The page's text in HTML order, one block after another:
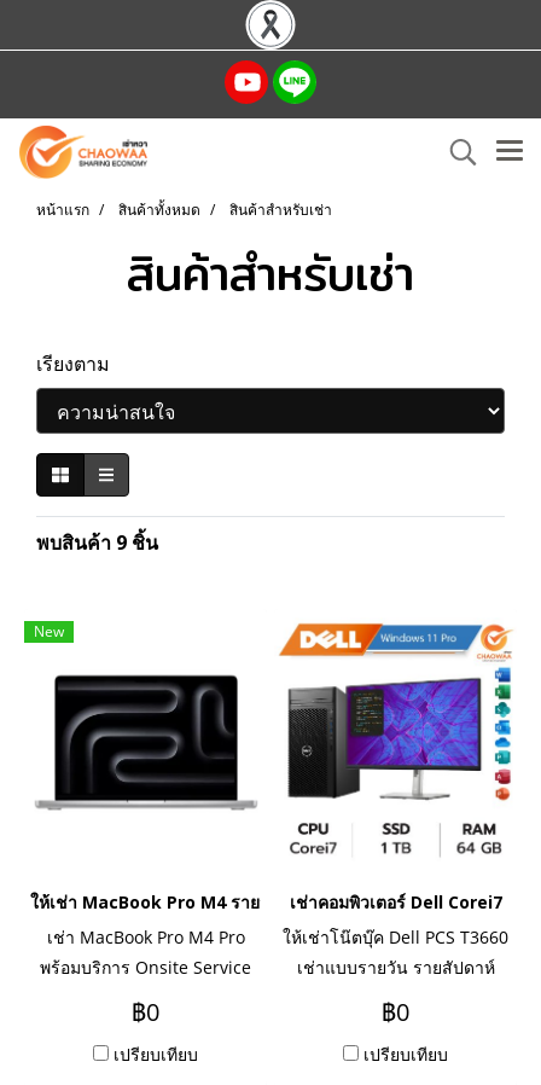
หน้าแรก สินค้าทั้งหมด สินค้าสำหรับเช่า
สินค้าสำหรับเช่า
เรียงตาม
พบสินค้า 9 ชิ้น
New
ให้เช่า MacBook Pro M4 รายวัน รายเดือน รายปี
เช่า MacBook Pro M4 Pro
พร้อมบริการ Onsite Service
ระยะเช่ารายเดือน รายปี อยาก
เช่า MacBook ทำงานด่วน
กรุงเทพ สนใจติดต่อเข้ามาสอบ
฿0
เปรียบเทียบ
เช่าคอมพิวเตอร์ Dell Corei7
ให้เช่าโน๊ตบุ๊ค Dell PCS T3660
เช่าแบบรายวัน รายสัปดาห์
รายเดือน เช่า 3 เดือนขึ้นไปมี
ราคาพิเศษ ทักไลน์สอบถามได้
เลยค่ะ
฿0
เปรียบเทียบ